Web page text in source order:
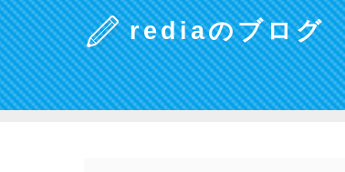
rediaのブログ